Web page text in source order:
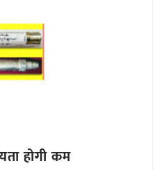
होगी कम